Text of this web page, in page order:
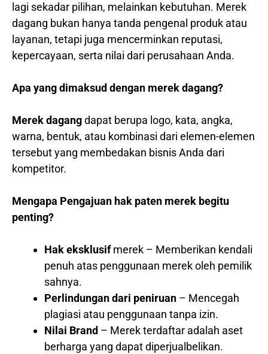
lagi sekadar pilihan, melainkan kebutuhan. Merek
dagang bukan hanya tanda pengenal produk atau
layanan, tetapi juga mencerminkan reputasi,
kepercayaan, serta nilai dari perusahaan Anda.
Apa yang dimaksud dengan merek dagang?
Merek dagangdapat berupa logo, kata, angka,
warna, bentuk, atau kombinasi dari elemen-elemen
tersebut yang membedakan bisnis Anda dari
kompetitor.
Mengapa Pengajuan hak paten merek begitu
penting?
Hak eksklusifmerek – Memberikan kendali
penuh atas penggunaan merek oleh pemilik
sahnya.
Perlindungan dari peniruan – Mencegah
plagiasi atau penggunaan tanpa izin.
Nilai Brand – Merek terdaftar adalah aset
berharga yang dapat diperjualbelikan.